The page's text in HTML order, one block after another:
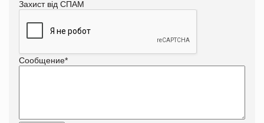
Захист від СПАМ
Сообщение*